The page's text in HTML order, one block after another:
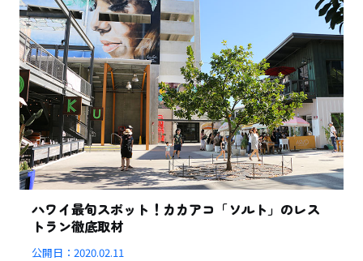
ハワイ最旬スポット！カカアコ「ソルト」のレス
トラン徹底取材
公開日：2020.02.11